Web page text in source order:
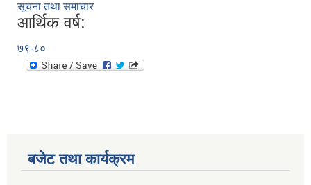
सूचना तथा समाचार
आर्थिक वर्ष:
७९-८०
बजेट तथा कार्यक्रम